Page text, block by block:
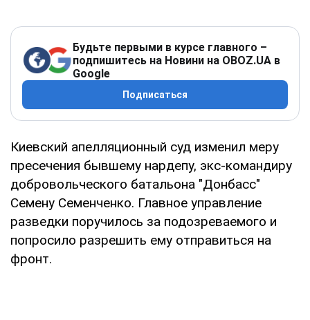
Будьте первыми в курсе главного –
подпишитесь на Новини на OBOZ.UA в
Google
Подписаться
Киевский апелляционный суд изменил меру
пресечения бывшему нардепу, экс-командиру
добровольческого батальона "Донбасс"
Семену Семенченко. Главное управление
разведки поручилось за подозреваемого и
попросило разрешить ему отправиться на
фронт.